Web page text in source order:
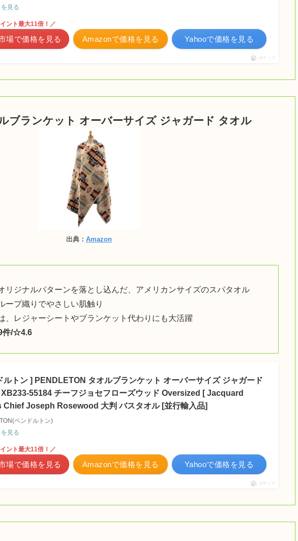
見る
Amazonで価格を見る
ント最大11倍！／
場で価格を見る Yahooで価格を見る
ポチップ
ブランケット オーバーサイズ ジャガード タオル
出典： Amazon
リジナルパターンを落とし込んだ、アメリカンサイズのスパタオル
ープ織りでやさしい肌触り
、レジャーシートやブランケット代わりにも大活躍
件/☆4.6
ルトン ] PENDLETON タオルブランケット オーバーサイズ ジャガード
XB233-55184 チーフジョセフローズウッド Oversized [ Jacquard
Chief Joseph Rosewood 大判 バスタオル [並行輸入品]
ペンドルトン)
見る
Amazonで価格を見る
ント最大11倍！／
場で価格を見る Yahooで価格を見る
ポチップ